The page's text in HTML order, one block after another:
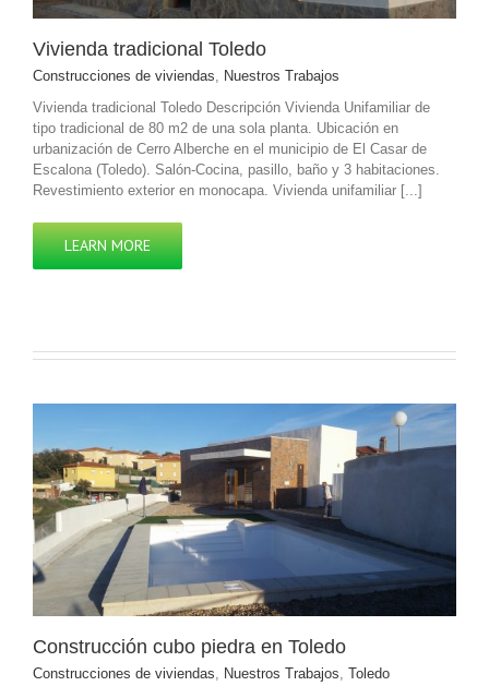
Vivienda tradicional Toledo
Construcciones de viviendas, Nuestros Trabajos
Vivienda tradicional Toledo Descripción Vivienda Unifamiliar de
tipo tradicional de 80 m2 de una sola planta. Ubicación en
urbanización de Cerro Alberche en el municipio de El Casar de
Escalona (Toledo). Salón-Cocina, pasillo, baño y 3 habitaciones.
Revestimiento exterior en monocapa. Vivienda unifamiliar [...]
LEARN MORE
Construcción cubo piedra en Toledo
Construcciones de viviendas, Nuestros Trabajos, Toledo